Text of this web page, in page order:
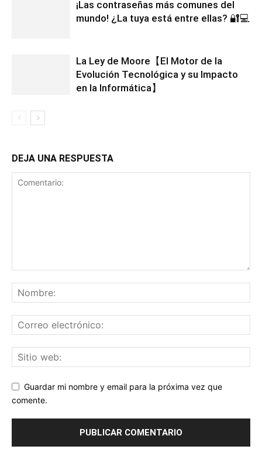
¡Las contraseñas más comunes del
mundo! ¿La tuya está entre ellas? 🔐💻
La Ley de Moore【El Motor de la
Evolución Tecnológica y su Impacto
en la Informática】
DEJA UNA RESPUESTA
Guardar mi nombre y email para la próxima vez que
comente.